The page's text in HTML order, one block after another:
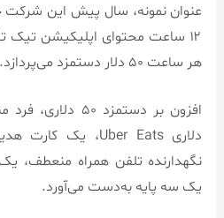
عنوان نمونه، سال پیش این شرکت
۱۲ ساعت محتوای اپلیکیشن تیک
هر ساعت ۵۰ دلار دستمزد می‌پردازد.
یک سه پایه به‌دست می‌آورد.